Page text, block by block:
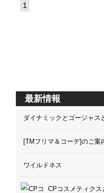
1
最新情報
ダイナミックとゴージャス
[TMフリマ＆コーデ]のご案
ワイルドネス
CPコスメティク